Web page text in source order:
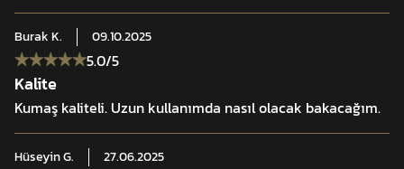
Dayanıklı dikiş yapısı
Saha ve mesai uyumlu yapı
BurakK. 09.10.2025
5.0/5
Kalite
Kumaş kaliteli. Uzun kullanımda nasıl olacak bakacağım.
HüseyinG. 27.06.2025